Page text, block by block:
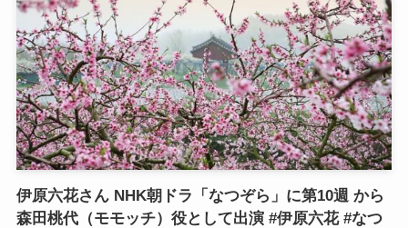
伊原六花さん NHK朝ドラ「なつぞら」に第10週 から
森田桃代（モモッチ）役として出演 #伊原六花 #なつ